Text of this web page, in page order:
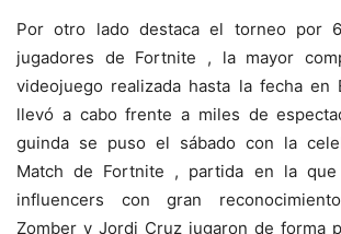
Por otro lado destaca el torneo por
jugadores de Fortnite , la mayor
videojuego realizada hasta la fecha en
llevó a cabo frente a miles de
guinda se puso el sábado con la
Match de Fortnite , partida en la
influencers con gran
Zomber y Jordi Cruz jugaron de forma